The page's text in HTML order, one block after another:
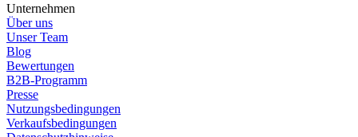
Unternehmen
Über uns
Unser Team
Blog
Bewertungen
B2B-Programm
Presse
Nutzungsbedingungen
Verkaufsbedingungen